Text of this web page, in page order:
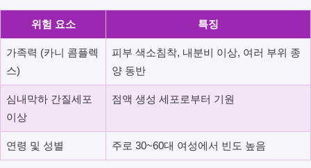
위험 요소 특징
가족력 (카니 콤플렉
스)
피부 색소침착, 내분비 이상, 여러 부위 종
양 동반
심내막하 간질세포
이상
점액 생성 세포로부터 기원
연령 및 성별 주로 30~60대 여성에서 빈도 높음